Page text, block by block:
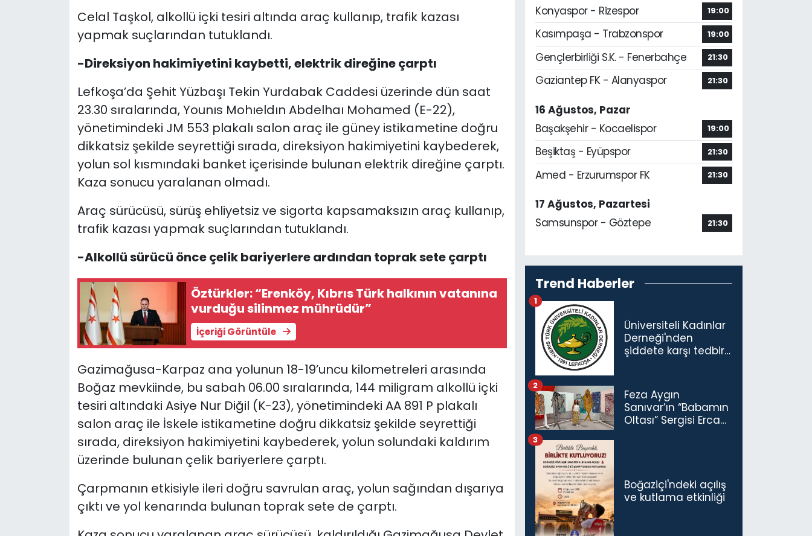
Celal Taşkol, alkollü içki tesiri altında araç kullanıp, trafik kazası
yapmak suçlarından tutuklandı.
-Direksiyon hakimiyetini kaybetti, elektrik direğine çarptı
Lefkoşa’da Şehit Yüzbaşı Tekin Yurdabak Caddesi üzerinde dün saat
23.30 sıralarında, Younıs Mohıeldın Abdelhaı Mohamed (E-22),
yönetimindeki JM 553 plakalı salon araç ile güney istikametine doğru
dikkatsiz şekilde seyrettiği sırada, direksiyon hakimiyetini kaybederek,
yolun sol kısmındaki banket içerisinde bulunan elektrik direğine çarptı.
Kaza sonucu yaralanan olmadı.
Araç sürücüsü, sürüş ehliyetsiz ve sigorta kapsamaksızın araç kullanıp,
trafik kazası yapmak suçlarından tutuklandı.
-Alkollü sürücü önce çelik bariyerlere ardından toprak sete çarptı
Öztürkler: “Erenköy, Kıbrıs Türk halkının vatanına
vurduğu silinmez mührüdür”
İçeriği Görüntüle
Gazimağusa-Karpaz ana yolunun 18-19’uncu kilometreleri arasında
Boğaz mevkiinde, bu sabah 06.00 sıralarında, 144 miligram alkollü içki
tesiri altındaki Asiye Nur Diğil (K-23), yönetimindeki AA 891 P plakalı
salon araç ile İskele istikametine doğru dikkatsiz şekilde seyrettiği
sırada, direksiyon hakimiyetini kaybederek, yolun solundaki kaldırım
üzerinde bulunan çelik bariyerlere çarptı.
Çarpmanın etkisiyle ileri doğru savrulan araç, yolun sağından dışarıya
çıktı ve yol kenarında bulunan toprak sete de çarptı.
Konyaspor - Rizespor
19:00
Kasımpaşa - Trabzonspor 19:00
Gençlerbirliği S.K. - Fenerbahçe 21:30
Gaziantep FK - Alanyaspor 21:30
16 Ağustos, Pazar
Başakşehir - Kocaelispor
19:00
Beşiktaş - Eyüpspor 21:30
Amed - Erzurumspor FK 21:30
17 Ağustos, Pazartesi
Samsunspor - Göztepe
21:30
Trend Haberler
Üniversiteli Kadınlar
Derneği'nden
şiddete karşı tedbir
1
Feza Aygın
Sanıvar’ın “Babamın
Oltası” Sergisi Ercan
2
Boğaziçi'ndeki açılış
ve kutlama etkinliği
3
Yazarlar